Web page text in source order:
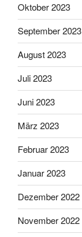
Oktober 2023
September 2023
August 2023
Juli 2023
Juni 2023
März 2023
Februar 2023
Januar 2023
Dezember 2022
November 2022